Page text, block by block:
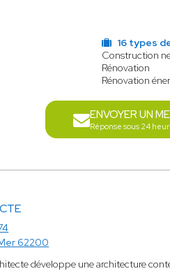
16 types
Construction
Rénovation
Rénovation
ENVOYER UN
Réponse sous 24
62200
développe une architecture